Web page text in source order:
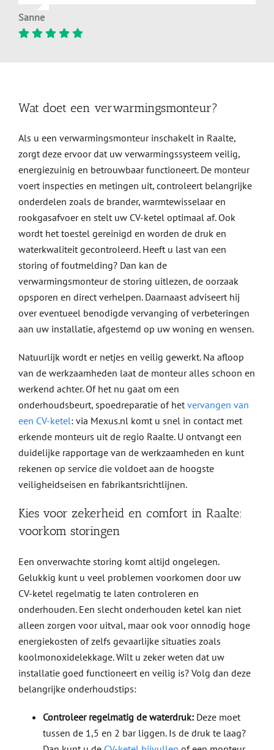
Sanne
Wat doet een verwarmingsmonteur?
Als u een verwarmingsmonteur inschakelt in Raalte,
zorgt deze ervoor dat uw verwarmingssysteem veilig,
energiezuinig en betrouwbaar functioneert. De monteur
voert inspecties en metingen uit, controleert belangrijke
onderdelen zoals de brander, warmtewisselaar en
rookgasafvoer en stelt uw CV-ketel optimaal af. Ook
wordt het toestel gereinigd en worden de druk en
waterkwaliteit gecontroleerd. Heeft u last van een
storing of foutmelding? Dan kan de
verwarmingsmonteur de storing uitlezen, de oorzaak
opsporen en direct verhelpen. Daarnaast adviseert hij
over eventueel benodigde vervanging of verbeteringen
aan uw installatie, afgestemd op uw woning en wensen.
Natuurlijk wordt er netjes en veilig gewerkt. Na afloop
van de werkzaamheden laat de monteur alles schoon en
werkend achter. Of het nu gaat om een
onderhoudsbeurt, spoedreparatie of hetvervangen van
een CV-ketel: via Mexus.nl komt u snel in contact met
erkende monteurs uit de regio Raalte. U ontvangt een
duidelijke rapportage van de werkzaamheden en kunt
rekenen op service die voldoet aan de hoogste
veiligheidseisen en fabrikantsrichtlijnen.
Kies voor zekerheid en comfort in Raalte:
voorkom storingen
Een onverwachte storing komt altijd ongelegen.
Gelukkig kunt u veel problemen voorkomen door uw
CV-ketel regelmatig te laten controleren en
onderhouden. Een slecht onderhouden ketel kan niet
alleen zorgen voor uitval, maar ook voor onnodig hoge
energiekosten of zelfs gevaarlijke situaties zoals
koolmonoxidelekkage. Wilt u zeker weten dat uw
installatie goed functioneert en veilig is? Volg dan deze
belangrijke onderhoudstips:
Controleer regelmatig de waterdruk:Deze moet
tussen de 1,5 en 2 bar liggen. Is de druk te laag?